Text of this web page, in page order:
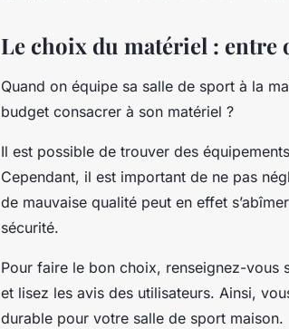
Le choix du matériel : entre
Quand on équipe sa salle de sport à la
budget consacrer à son matériel ?
Il est possible de trouver des
Cependant, il est important de ne pas
de mauvaise qualité peut en effet
sécurité.
Pour faire le bon choix, renseignez-vous
et lisez les avis des utilisateurs. Ainsi,
durable pour votre salle de sport maison.